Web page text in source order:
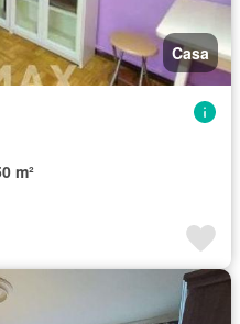
Casa
m²